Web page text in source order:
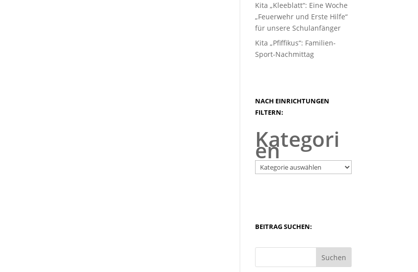
Kita „Kleeblatt“: Eine Woche
„Feuerwehr und Erste Hilfe“
für unsere Schulanfänger
Kita „Pfiffikus“: Familien-
Sport-Nachmittag
NACH EINRICHTUNGEN
FILTERN:
Kategori
en
BEITRAG SUCHEN:
Suchen